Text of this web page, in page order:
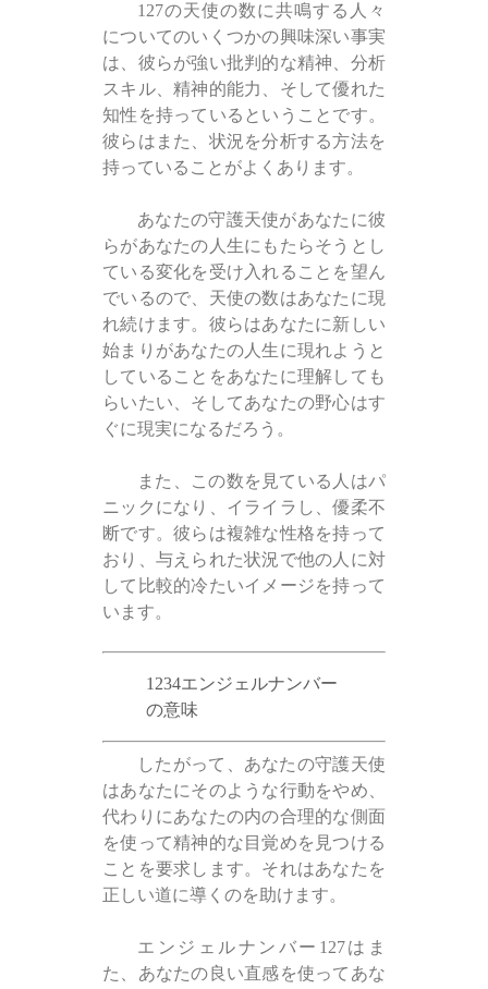
127の天使の数に共鳴する人々
についてのいくつかの興味深い事実
は、彼らが強い批判的な精神、分析
スキル、精神的能力、そして優れた
知性を持っているということです。
彼らはまた、状況を分析する方法を
持っていることがよくあります。
あなたの守護天使があなたに彼
らがあなたの人生にもたらそうとし
ている変化を受け入れることを望ん
でいるので、天使の数はあなたに現
れ続けます。彼らはあなたに新しい
始まりがあなたの人生に現れようと
していることをあなたに理解しても
らいたい、そしてあなたの野心はす
ぐに現実になるだろう。
また、この数を見ている人はパ
ニックになり、イライラし、優柔不
断です。彼らは複雑な性格を持って
おり、与えられた状況で他の人に対
して比較的冷たいイメージを持って
います。
1234エンジェルナンバー
の意味
したがって、あなたの守護天使
はあなたにそのような行動をやめ、
代わりにあなたの内の合理的な側面
を使って精神的な目覚めを見つける
ことを要求します。それはあなたを
正しい道に導くのを助けます。
エンジェルナンバー127はま
た、あなたの良い直感を使ってあな